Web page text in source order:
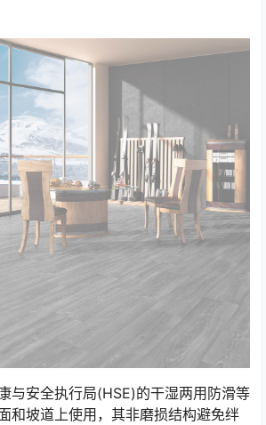
与安全执行局(HSE)的干湿两用防滑等
和坡道上使用，其非磨损结构避免绊